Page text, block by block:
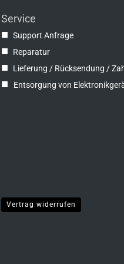
Service
■ Support Anfrage
■ Reparatur
■ Lieferung / Rücksendung /
■ Entsorgung von
Vertrag widerrufen